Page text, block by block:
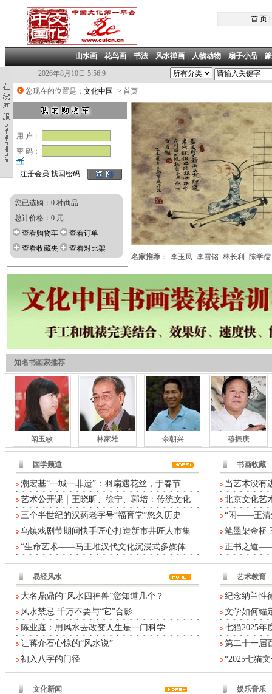
首 页|
山水画|花鸟画|书法|风水禅画|人物动物|扇子小品|
2026年8月10日 5:56:10
您现在的位置是： 文化中国 -> 首页
用 户：
密 码：
注册会员 找回密码
您已选购：0 种商品
总计价格：0 元
查看购物车
查看订单
查看收藏夹
查看对比架
名家推荐 ： 李玉凤 李雪铭 林长利 陈学儒
知名书画家推荐
阚玉敏 林家雄 余朝兴 穆振庚
国学频道
潮宏基“一城一非遗”：羽扇遇花丝，于春节
艺术公开课｜王晓昕、徐宁、郭培：传统文化
三个半世纪的汉药老字号“福育堂”悠久历史
乌镇戏剧节期间快手匠心打造新市井匠人市集
“生命艺术——马王堆汉代文化沉浸式多媒体
书画收藏
当艺术没有
北京文化艺
“闲——王清
笔墨架金桥
正书之道
易经风水
大名鼎鼎的“风水四神兽”您知道几个？
风水禁忌 千万不要与“它”合影
陈业庭：用风水去改变人生是一门科学
让蒋介石心惊的“风水说”
初入八字的门径
艺术教育
纪念纳兰性
文学如何锚
七猫2025年
第二十一届
“2025七猫
文化新闻 娱乐音乐